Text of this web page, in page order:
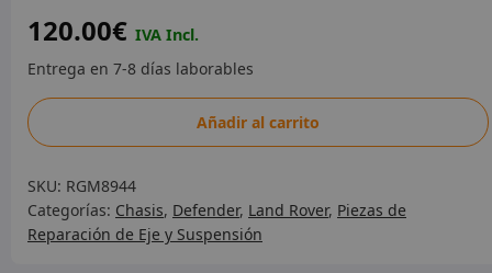
120.00€
Montaje
del
del
radio
delantero
Añadir al carrito
SKU: RGM8944
Categorías: Chasis, Defender, Land Rover, Piezas de
Reparación de Eje y Suspensión